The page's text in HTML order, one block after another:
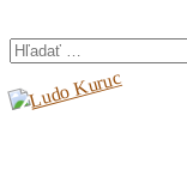
Hľadať: